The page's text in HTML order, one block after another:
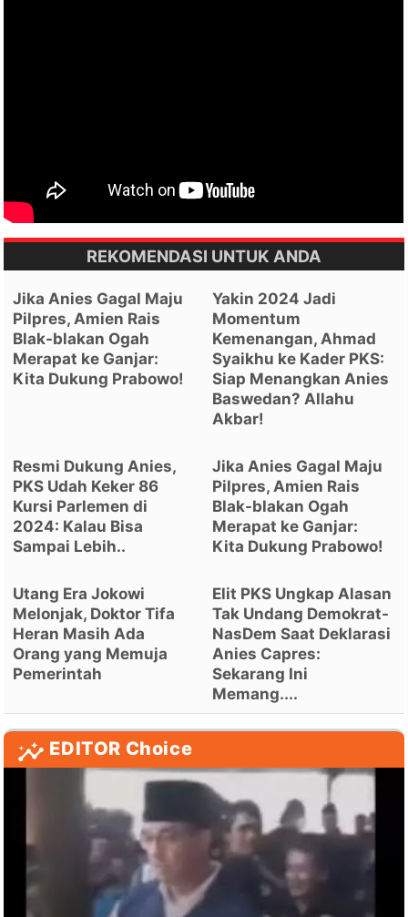
REKOMENDASI UNTUK ANDA
Jika Anies Gagal Maju
Pilpres, Amien Rais
Blak-blakan Ogah
Merapat ke Ganjar:
Kita Dukung Prabowo!
Yakin 2024 Jadi
Momentum
Kemenangan, Ahmad
Syaikhu ke Kader PKS:
Siap Menangkan Anies
Baswedan? Allahu
Akbar!
Resmi Dukung Anies,
PKS Udah Keker 86
Kursi Parlemen di
2024: Kalau Bisa
Sampai Lebih..
Jika Anies Gagal Maju
Pilpres, Amien Rais
Blak-blakan Ogah
Merapat ke Ganjar:
Kita Dukung Prabowo!
Utang Era Jokowi
Melonjak, Doktor Tifa
Heran Masih Ada
Orang yang Memuja
Pemerintah
Elit PKS Ungkap Alasan
Tak Undang Demokrat-
NasDem Saat Deklarasi
Anies Capres:
Sekarang Ini
Memang....
EDITOR Choice